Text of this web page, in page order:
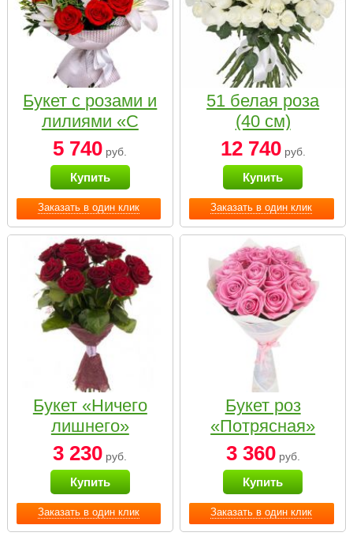
Заказать в один клик
Букет с розами и
лилиями «С
наилучшими
пожеланиями»
5 740 руб.
Купить
Заказать в один клик
51 белая роза
(40 см)
12 740руб.
Купить
Заказать в один клик
Букет «Ничего
лишнего»
3 230 руб.
Купить
Заказать в один клик
Букет роз
«Потрясная»
3 360руб.
Купить